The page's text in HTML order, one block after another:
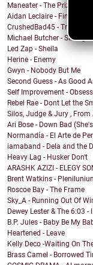
Maneater - The Prize
Aidan Leclaire - Find Me
CrushedBad45 - True Love
Michael Butcher -
Led Zap - Sheila
Herine - Enemy
Gwyn - Nobody But Me
Second Guess - As Good
Self Improvement -
Rebel Rae - Dont Let the
Silos, Judge & Jury , From
Ari Bose - Down Bad
Normandía - El Arte de
iamaband - Dela and the
Heavy Lag - Husker Don't
ARASHK AZIZI - ELEGY
Brent Watkins -
Roscoe Bay - The Frame
Sky_A - Running Out Of
Dewey Lester & The 6:03 -
B.P. Jules - Baby Be My
Heartened - Leave
Kelly Deco -Waiting On
Brass Camel - Borrowed